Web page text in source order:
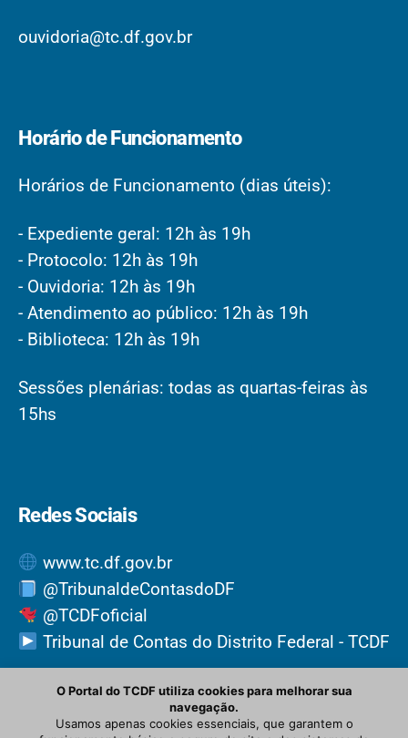
ouvidoria@tc.df.gov.br
Horário de Funcionamento
Horários de Funcionamento (dias úteis):
- Expediente geral: 12h às 19h
- Protocolo: 12h às 19h
- Ouvidoria: 12h às 19h
- Atendimento ao público: 12h às 19h
- Biblioteca: 12h às 19h
Sessões plenárias: todas as quartas-feiras às
15hs
Redes Sociais
www.tc.df.gov.br
@TribunaldeContasdoDF
@TCDFoficial
Tribunal de Contas do Distrito Federal - TCDF
O Portal do TCDF utiliza cookies para melhorar sua
navegação.
Usamos apenas cookies essenciais, que garantem o